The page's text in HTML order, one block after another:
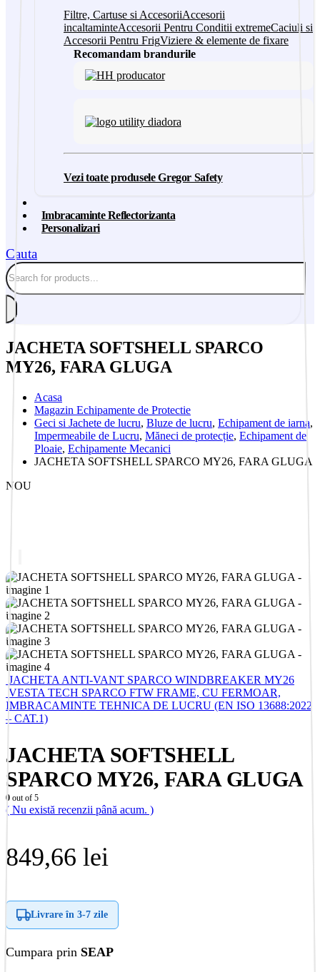
Filtre, Cartuse si AccesoriiAccesorii
incaltaminteAccesorii Pentru Conditii extremeCaciuli si
Accesorii Pentru FrigViziere & elemente de fixare
Recomandam brandurile
Vezi toate produsele Gregor Safety
Imbracaminte Reflectorizanta
Personalizari
Cauta
JACHETA SOFTSHELL SPARCO
MY26, FARA GLUGA
Acasa
Magazin Echipamente de Protectie
Geci si Jachete de lucru, Bluze de lucru, Echipament de iarna,
Impermeabile de Lucru, Măneci de protecție, Echipament de
Ploaie, Echipamente Mecanici
JACHETA SOFTSHELL SPARCO MY26, FARA GLUGA
NOU
JACHETA ANTI-VANT SPARCO WINDBREAKER MY26
VESTA TECH SPARCO FTW FRAME, CU FERMOAR,
IMBRACAMINTE TEHNICA DE LUCRU (EN ISO 13688:2022
– CAT.1)
JACHETA SOFTSHELL
SPARCO MY26, FARA GLUGA
0 out of 5
( Nu există recenzii până acum. )
849,66 lei
Livrare în 3-7 zile
Cumpara prin SEAP